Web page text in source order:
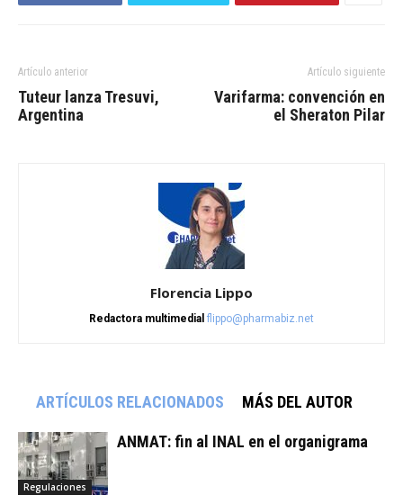
Artículo anterior
Tuteur lanza Tresuvi,
Argentina
Artículo siguiente
Varifarma: convención en
el Sheraton Pilar
Florencia Lippo
Redactora multimedial flippo@pharmabiz.net
ARTÍCULOS RELACIONADOS MÁS DEL AUTOR
Regulaciones
ANMAT: fin al INAL en el organigrama